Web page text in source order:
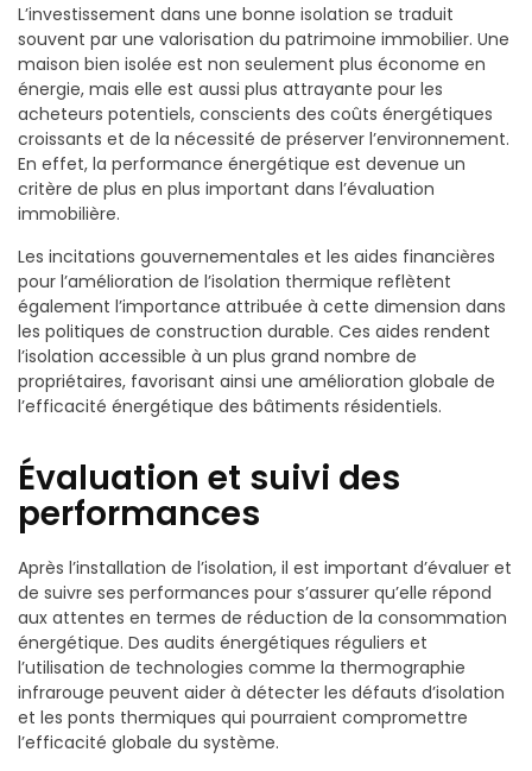
L’investissement dans une bonne isolation se traduit
souvent par une valorisation du patrimoine immobilier. Une
maison bien isolée est non seulement plus économe en
énergie, mais elle est aussi plus attrayante pour les
acheteurs potentiels, conscients des coûts énergétiques
croissants et de la nécessité de préserver l’environnement.
En effet, la performance énergétique est devenue un
critère de plus en plus important dans l’évaluation
immobilière.
Les incitations gouvernementales et les aides financières
pour l’amélioration de l’isolation thermique reflètent
également l’importance attribuée à cette dimension dans
les politiques de construction durable. Ces aides rendent
l’isolation accessible à un plus grand nombre de
propriétaires, favorisant ainsi une amélioration globale de
l’efficacité énergétique des bâtiments résidentiels.
Évaluation et suivi des
performances
Après l’installation de l’isolation, il est important d’évaluer et
de suivre ses performances pour s’assurer qu’elle répond
aux attentes en termes de réduction de la consommation
énergétique. Des audits énergétiques réguliers et
l’utilisation de technologies comme la thermographie
infrarouge peuvent aider à détecter les défauts d’isolation
et les ponts thermiques qui pourraient compromettre
l’efficacité globale du système.